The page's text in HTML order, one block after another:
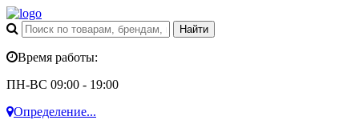
Время работы:
ПН-ВС 09:00 - 19:00
Определение...